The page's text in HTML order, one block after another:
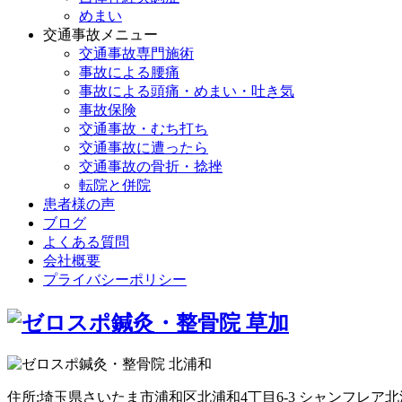
めまい
交通事故メニュー
交通事故専門施術
事故による腰痛
事故による頭痛・めまい・吐き気
事故保険
交通事故・むち打ち
交通事故に遭ったら
交通事故の骨折・捻挫
転院と併院
患者様の声
ブログ
よくある質問
会社概要
プライバシーポリシー
住所:埼玉県さいたま市浦和区北浦和4丁目6-3 シャンフレア北